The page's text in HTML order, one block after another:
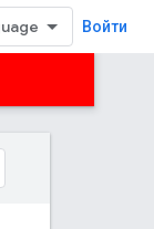
Войти